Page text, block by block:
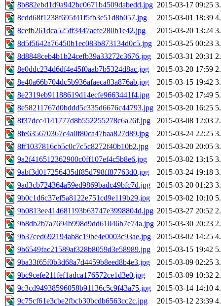
8b882ebd1d9a942bc0671b4509dabedd.jpg 2015-03-17 09:25
8cdd68f1238f695f41f5fb3e51d8b057.jpg
2015-03-01 18:39
8cefb261dca525ff3447aefe280b1e42.jpg
2015-03-20 13:24
8d5f5642a76450b1ec083b873134d0c5.jpg 2015-03-25 00:23
8d8848ceb4b1b24cefb39a33272c3676.jpg
2015-03-31 20:31
8e0ddc234d6df4e45f0aab7b5324d8ac.jpg
2015-03-20 17:59
8e40a66b704dc5b936afaeca83a876ab.jpg
2015-03-15 19:42
8e2319eb91188619d14ecfe9663441f4.jpg
2015-03-02 17:49
8e58211767d0bddd5c335d6676c44793.jpg 2015-03-20 16:25
8f37dcc4141777d8b552255278c6a26f.jpg
2015-03-08 12:03
8fe635670367c4a0f80ca47baa827d89.jpg
2015-03-24 22:25
8ff1037816cb5c0c7c5c8272f40b10b2.jpg
2015-03-20 20:05
9a2f416512362900c0ff107ef4c5b8e6.jpg
2015-03-02 13:15
9abf3d017256435df85d798ff87763d0.jpg
2015-03-24 19:18
9ad3cb724364a59ed9869badc49bfc7d.jpg
2015-03-20 01:23
9b0c1d6c37ef5a8122e751cd9e119b29.jpg
2015-03-02 10:10
9b0813ee414681193b63747e3998804d.jpg 2015-03-27 20:52
9b8db2b7a7694b998d9dd61046b7e74a.jpg 2015-03-30 20:23
9b37ced692194ab8c19be4e0003c93ae.jpg
2015-03-02 14:25
9b6549fac21589af328b8059d3e58989.jpg
2015-03-15 19:42
9ba33f65f0b3d68a7d4459b8eed8b4e3.jpg
2015-03-09 02:25
9bc9cefe211fef1adca176572ce1d3e0.jpg
2015-03-09 10:32
9c3cd94938596058b91136c5c9f43a75.jpg
2015-03-14 14:10
9c75cf61e3cbe2fbcb30bcdb6563cc2c.jpg
2015-03-12 23:39